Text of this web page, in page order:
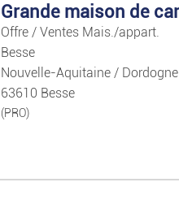
Offre / Ventes Mais./appart.
Besse
Nouvelle-Aquitaine / Dordogne
63610 Besse
(PRO)